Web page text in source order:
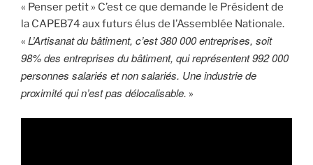
« Penser petit » C’est ce que demande le Président de
la CAPEB74 aux futurs élus de l’Assemblée Nationale.
« L’Artisanat du bâtiment, c’est 380 000 entreprises, soit
98% des entreprises du bâtiment, qui représentent 992 000
personnes salariés et non salariés. Une industrie de
proximité qui n’est pas délocalisable. »